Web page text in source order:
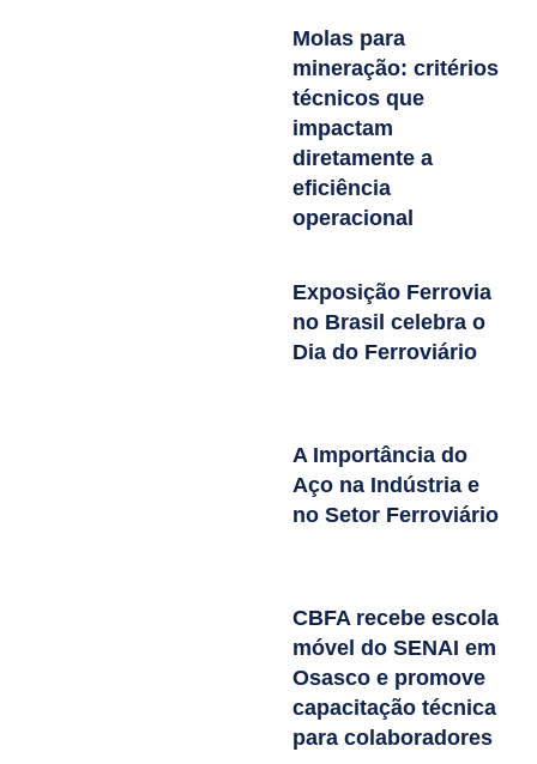
Molas para
mineração: critérios
técnicos que
impactam
diretamente a
eficiência
operacional
Exposição Ferrovia
no Brasil celebra o
Dia do Ferroviário
A Importância do
Aço na Indústria e
no Setor Ferroviário
CBFA recebe escola
móvel do SENAI em
Osasco e promove
capacitação técnica
para colaboradores